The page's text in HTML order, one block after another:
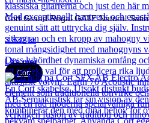
Cort Grand Regal GA1E Natural Satin
3 832kr
Läs mer
Cort